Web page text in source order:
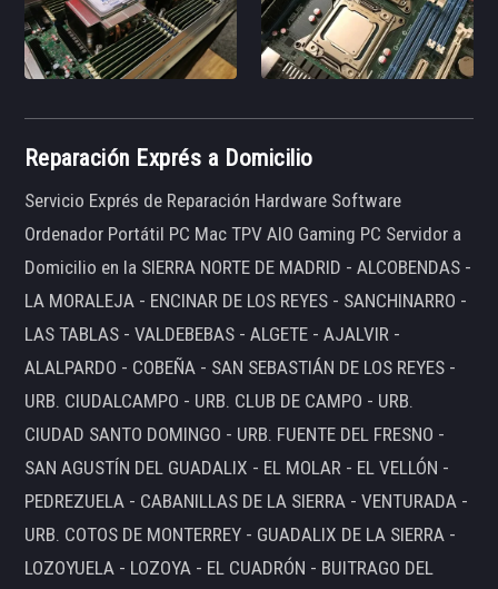
Reparación Exprés a Domicilio
Servicio Exprés de Reparación Hardware Software
Ordenador Portátil PC Mac TPV AIO Gaming PC Servidor a
Domicilio en la SIERRA NORTE DE MADRID - ALCOBENDAS -
LA MORALEJA - ENCINAR DE LOS REYES - SANCHINARRO -
LAS TABLAS - VALDEBEBAS - ALGETE - AJALVIR -
ALALPARDO - COBEÑA - SAN SEBASTIÁN DE LOS REYES -
URB. CIUDALCAMPO - URB. CLUB DE CAMPO - URB.
CIUDAD SANTO DOMINGO - URB. FUENTE DEL FRESNO -
SAN AGUSTÍN DEL GUADALIX - EL MOLAR - EL VELLÓN -
PEDREZUELA - CABANILLAS DE LA SIERRA - VENTURADA -
URB. COTOS DE MONTERREY - GUADALIX DE LA SIERRA -
LOZOYUELA - LOZOYA - EL CUADRÓN - BUITRAGO DEL